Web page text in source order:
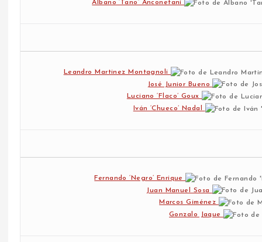
Albano ‘Tano’ Anconetani
Leandro Martinez Montagnoli
José Junior Bueno
Luciano ‘Flaco’ Goux
Iván ‘Chueco’ Nadal
Fernando ‘Negro’ Enrique
Juan Manuel Sosa
Marcos Giménez
Gonzalo Jaque